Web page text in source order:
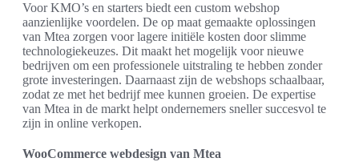
Voor KMO’s en starters biedt een custom webshop
aanzienlijke voordelen. De op maat gemaakte oplossingen
van Mtea zorgen voor lagere initiële kosten door slimme
technologiekeuzes. Dit maakt het mogelijk voor nieuwe
bedrijven om een professionele uitstraling te hebben zonder
grote investeringen. Daarnaast zijn de webshops schaalbaar,
zodat ze met het bedrijf mee kunnen groeien. De expertise
van Mtea in de markt helpt ondernemers sneller succesvol te
zijn in online verkopen.
WooCommerce webdesign van Mtea